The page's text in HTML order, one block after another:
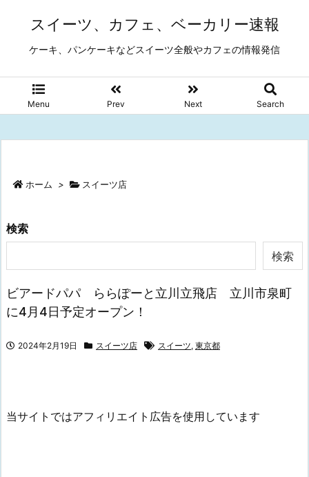
スイーツ、カフェ、ベーカリー速報
ケーキ、パンケーキなどスイーツ全般やカフェの情報発信
Menu Prev Next Search
ホーム > スイーツ店
検索
検索
ビアードパパ ららぽーと立川立飛店 立川市泉町
に4月4日予定オープン！
2024年2月19日 スイーツ店 スイーツ, 東京都
当サイトではアフィリエイト広告を使用しています